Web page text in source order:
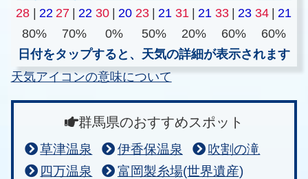
28 | 22 27 | 22 30 | 20 23 | 21 31 | 21 33 | 23 34 | 21
80%
70% 0% 50% 20% 60%
60%
日付をタップすると、天気の詳細が表示されます
天気アイコンの意味について
群馬県のおすすめスポット
草津温泉 伊香保温泉
吹割の滝
四万温泉
富岡製糸場(世界遺産)